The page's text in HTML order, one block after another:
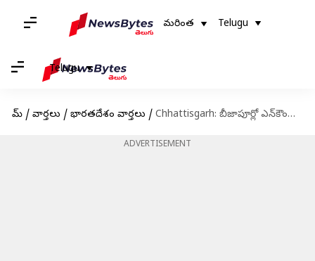
మరింత Telugu
Telugu
హోమ్ / వార్తలు / భారతదేశం వార్తలు / Chhattisgarh: బీజాపూర్లో ఎన్‌కౌంటర్ .. ఆరుగురు మావోయిస్టులు మృతి
ADVERTISEMENT